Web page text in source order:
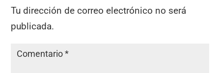
Tu dirección de correo electrónico no será
publicada.